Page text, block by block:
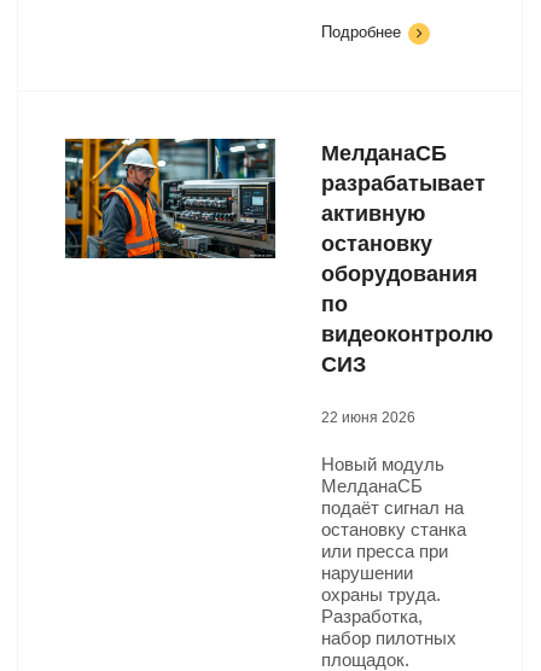
Подробнее
МелданаСБ
разрабатывает
активную
остановку
оборудования
по
видеоконтролю
СИЗ
22 июня 2026
Новый модуль
МелданаСБ
подаёт сигнал на
остановку станка
или пресса при
нарушении
охраны труда.
Разработка,
набор пилотных
площадок.